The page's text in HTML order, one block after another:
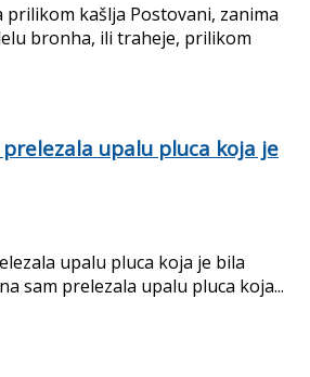
kašlja Postovani, zanima
bronha, ili traheje, prilikom
upalu pluca koja je
upalu pluca koja je bila
sam prelezala upalu pluca koja...